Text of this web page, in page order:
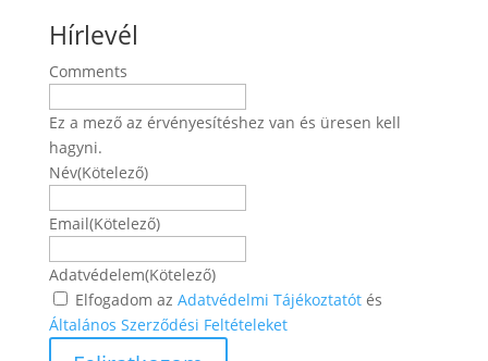
Hírlevél
Comments
Ez a mező az érvényesítéshez van és üresen kell
hagyni.
Név(Kötelező)
Email(Kötelező)
Adatvédelem(Kötelező)
Elfogadom az Adatvédelmi Tájékoztatótés
Általános Szerződési Feltételeket